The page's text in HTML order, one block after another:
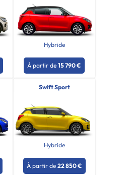
Hybride
À partir de 15 790 €
Swift Sport
Hybride
À partir de 22 850 €